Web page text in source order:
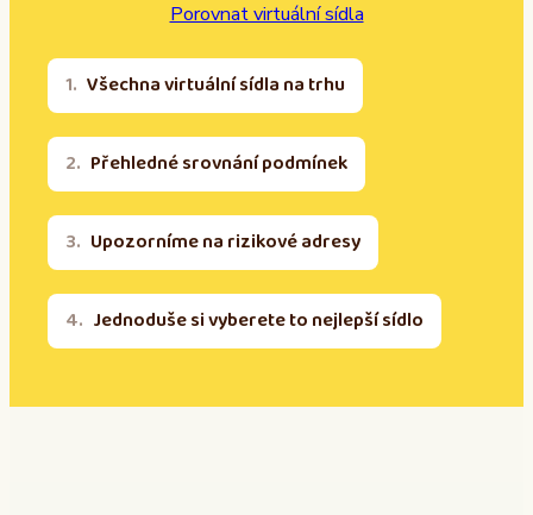
Porovnat virtuální sídla
Všechna virtuální sídla na trhu
Přehledné srovnání podmínek
Upozorníme na rizikové adresy
Jednoduše si vyberete to nejlepší sídlo